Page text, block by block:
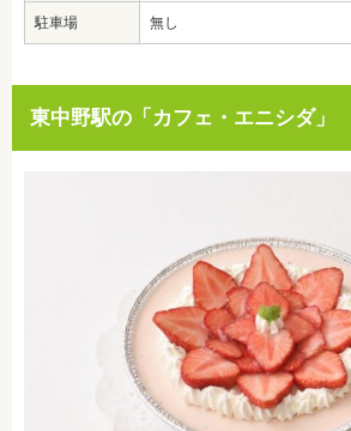
駐車場 無し
東中野駅の「 カフェ・エニシダ」